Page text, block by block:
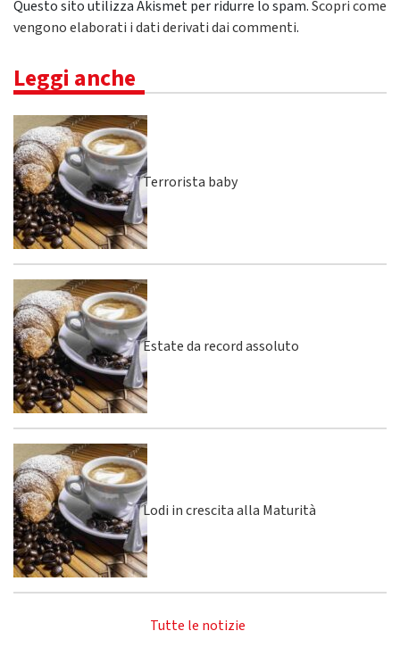
Questo sito utilizza Akismet per ridurre lo spam.Scopri come
vengono elaborati i dati derivati dai commenti.
Leggi anche
Terrorista baby
Estate da record assoluto
Lodi in crescita alla Maturità
Tutte le notizie